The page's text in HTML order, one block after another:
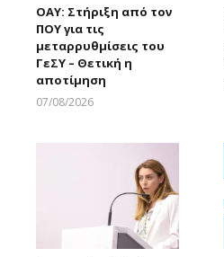
ΟΑΥ: Στήριξη από τον
ΠΟΥ για τις
μεταρρυθμίσεις του
ΓεΣΥ – Θετική η
αποτίμηση
07/08/2026